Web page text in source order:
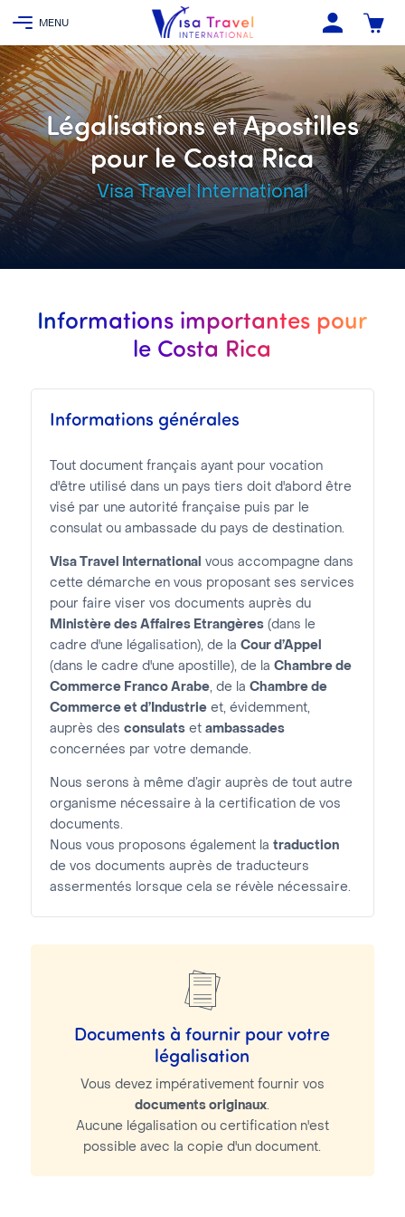
Légalisations et Apostilles
pour le Costa Rica
Visa Travel International
Informations importantes pour
le Costa Rica
Informations générales
Tout document français ayant pour vocation
d'être utilisé dans un pays tiers doit d'abord être
visé par une autorité française puis par le
consulat ou ambassade du pays de destination.
Visa Travel International
vous accompagne dans
cette démarche en vous proposant ses services
pour faire viser vos documents auprès du
Ministère des Affaires Etrangères(dans le
cadre d'une légalisation), de la Cour d’Appel
(dans le cadre d'une apostille), de la Chambre de
Commerce Franco Arabe, de la Chambre de
Commerce et d’Industrieet, évidemment,
auprès des consulatset ambassades
concernées par votre demande.
Nous serons à même d’agir auprès de tout autre
organisme nécessaire à la certification de vos
documents.
Nous vous proposons également la traduction
de vos documents auprès de traducteurs
assermentés lorsque cela se révèle nécessaire.
Documents à fournir pour votre
légalisation
Vous devez impérativement fournir vos
documents originaux.
Aucune légalisation ou certification n'est
possible avec la copie d'un document.